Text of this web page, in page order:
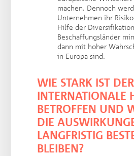
machen. Dennoch
Unternehmen ihr
Hilfe der
Beschaffungsländer
dann mit hoher
in Europa sind.
WIE STARK IST DER
INTERNATIONALE
BETROFFEN UND
DIE
LANGFRISTIG
BLEIBEN?